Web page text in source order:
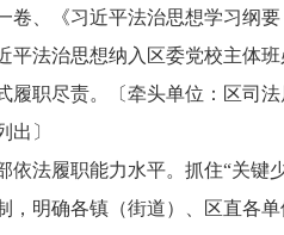
卷、《习近平法治思想学习纲
平法治思想纳入区委党校主体
履职尽责。〔牵头单位：区司
出〕
履职能力水平。抓住“关键
，明确各镇（街道）、区直各